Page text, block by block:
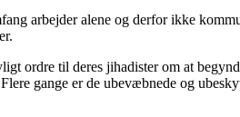
arbejder alene og derfor ikke
ordre til deres jihadister om at
gange er de ubevæbnede og